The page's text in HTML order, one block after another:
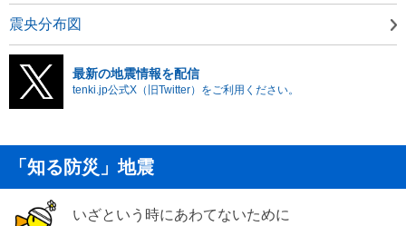
震央分布図
最新の地震情報を配信
tenki.jp公式X（旧Twitter）をご利用ください。
「知る防災」地震
いざという時にあわてないために